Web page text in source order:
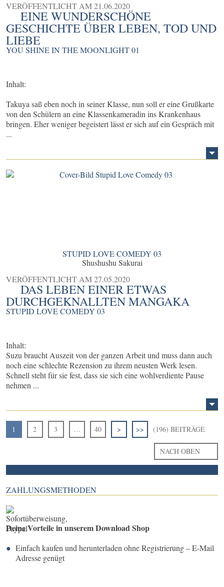
VERÖFFENTLICHT AM21.06.2020
EINE WUNDERSCHÖNE
GESCHICHTE ÜBER LEBEN, TOD UND
LIEBE
YOU SHINE IN THE MOONLIGHT 01
Inhalt:
Takuya saß eben noch in seiner Klasse, nun soll er eine Grußkarte
von den Schülern an eine Klassenkameradin ins Krankenhaus
bringen. Eher weniger begeistert lässt er sich auf ein Gespräch mit
...
STUPID LOVE COMEDY 03
Shushushu Sakurai
VERÖFFENTLICHT AM27.05.2020
DAS LEBEN EINER ETWAS
DURCHGEKNALLTEN MANGAKA
STUPID LOVE COMEDY 03
Inhalt:
Suzu braucht Auszeit von der ganzen Arbeit und muss dann auch
noch eine schlechte Rezension zu ihrem neusten Werk lesen.
Schnell steht für sie fest, dass sie sich eine wohlverdiente Pause
nehmen ...
1 2 3 … 40 > >> (196) BEITRÄGE
NACH OBEN
ZAHLUNGSMETHODEN
Deine Vorteile in unserem Download Shop
Einfach kaufen und herunterladen ohne Registrierung – E-Mail
Adresse genügt